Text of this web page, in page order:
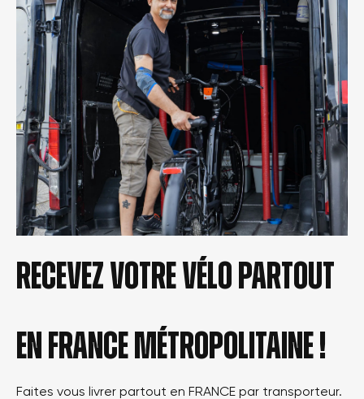
Recevez votre vélo partout
en france métropolitaine !
Faites vous livrer partout en FRANCE par transporteur.